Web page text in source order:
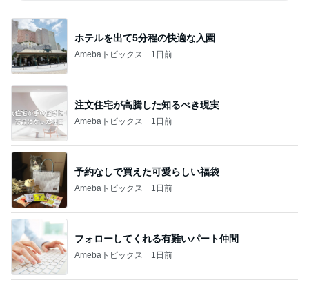
ホテルを出て5分程の快適な入園
Amebaトピックス 1日前
注文住宅が高騰した知るべき現実
Amebaトピックス 1日前
予約なしで買えた可愛らしい福袋
Amebaトピックス 1日前
フォローしてくれる有難いパート仲間
Amebaトピックス 1日前